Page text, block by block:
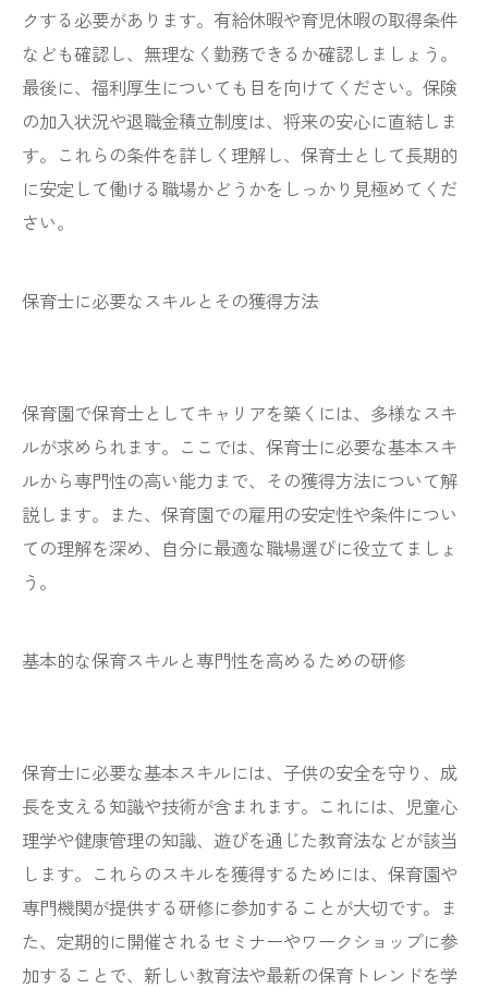
クする必要があります。有給休暇や育児休暇の取得条件
なども確認し、無理なく勤務できるか確認しましょう。
最後に、福利厚生についても目を向けてください。保険
の加入状況や退職金積立制度は、将来の安心に直結しま
す。これらの条件を詳しく理解し、保育士として長期的
に安定して働ける職場かどうかをしっかり見極めてくだ
さい。
保育士に必要なスキルとその獲得方法
保育園で保育士としてキャリアを築くには、多様なスキ
ルが求められます。ここでは、保育士に必要な基本スキ
ルから専門性の高い能力まで、その獲得方法について解
説します。また、保育園での雇用の安定性や条件につい
ての理解を深め、自分に最適な職場選びに役立てましょ
う。
基本的な保育スキルと専門性を高めるための研修
保育士に必要な基本スキルには、子供の安全を守り、成
長を支える知識や技術が含まれます。これには、児童心
理学や健康管理の知識、遊びを通じた教育法などが該当
します。これらのスキルを獲得するためには、保育園や
専門機関が提供する研修に参加することが大切です。ま
た、定期的に開催されるセミナーやワークショップに参
加することで、新しい教育法や最新の保育トレンドを学